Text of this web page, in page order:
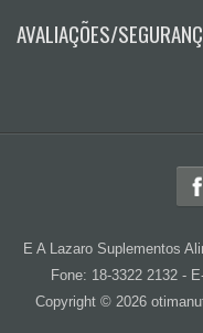
AVALIAÇÕES/
E A Lazaro Suplementos
Fone: 18-3322 2132 -
Copyright © 2026